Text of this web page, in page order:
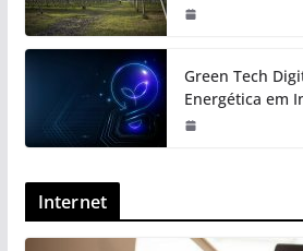
Green Tech
Energética em
Internet